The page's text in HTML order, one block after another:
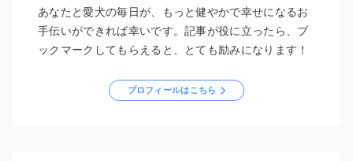
あなたと愛犬の毎日が、もっと健やかで幸せになるお
手伝いができれば幸いです。記事が役に立ったら、ブ
ックマークしてもらえると、とても励みになります！
プロフィールはこちら